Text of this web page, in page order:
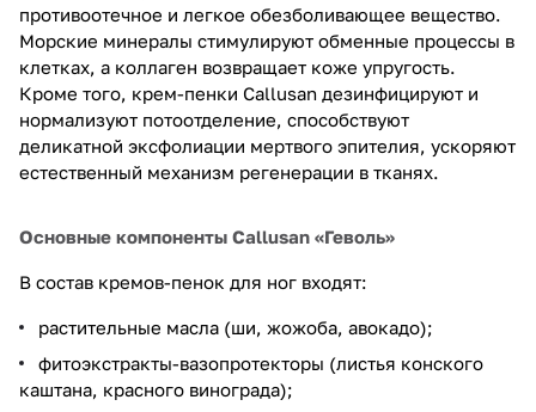
противоотечное и легкое обезболивающее вещество.
Морские минералы стимулируют обменные процессы в
клетках, а коллаген возвращает коже упругость.
Кроме того, крем-пенки Callusan дезинфицируют и
нормализуют потоотделение, способствуют
деликатной эксфолиации мертвого эпителия, ускоряют
естественный механизм регенерации в тканях.
Основные компоненты Callusan «Геволь»
В состав кремов-пенок для ног входят:
растительные масла (ши, жожоба, авокадо);
фитоэкстракты-вазопротекторы (листья конского
каштана, красного винограда);